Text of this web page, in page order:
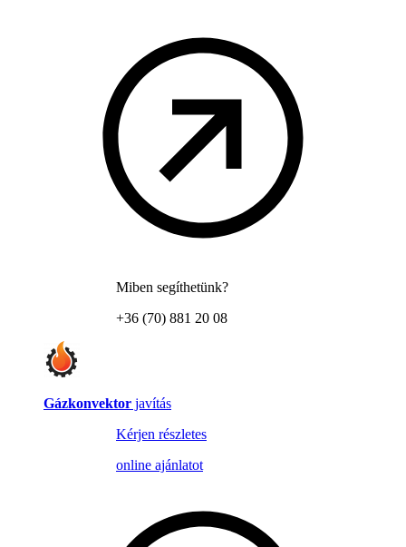
Miben segíthetünk?
+36 (70) 881 20 08
Gázkonvektor javítás
Kérjen részletes
online ajánlatot